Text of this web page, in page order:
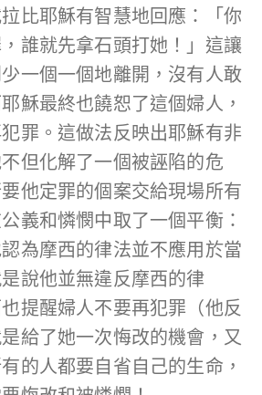
比耶穌有智慧地回應：「你
誰就先拿石頭打她！」這讓
一個一個地離開，沒有人敢
穌最終也饒恕了這個婦人，
罪。這做法反映出耶穌有非
但化解了一個被誣陷的危
他定罪的個案交給現場所有
義和憐憫中取了一個平衡：
為摩西的律法並不應用於當
說他並無違反摩西的律
提醒婦人不要再犯罪（他反
給了她一次悔改的機會，又
的人都要自省自己的生命，